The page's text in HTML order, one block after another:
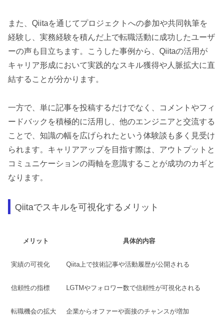
また、Qiitaを通じてプロジェクトへの参加や共同執筆を
経験し、実務経験を積んだ上で転職活動に成功したユーザ
ーの声も目立ちます。こうした事例から、Qiitaの活用が
キャリア形成において実践的なスキル獲得や人脈拡大に直
結することが分かります。
一方で、単に記事を投稿するだけでなく、コメントやフィ
ードバックを積極的に活用し、他のエンジニアと交流する
ことで、知識の幅を広げられたという体験談も多く見受け
られます。キャリアアップを目指す際は、アウトプットと
コミュニケーションの両軸を意識することが成功のカギと
なります。
Qiitaでスキルを可視化するメリット
メリット 具体的内容
実績の可視化 Qiita上で技術記事や活動履歴が公開される
信頼性の指標 LGTMやフォロワー数で信頼性が可視化される
転職機会の拡大 企業からオファーや面接のチャンスが増加